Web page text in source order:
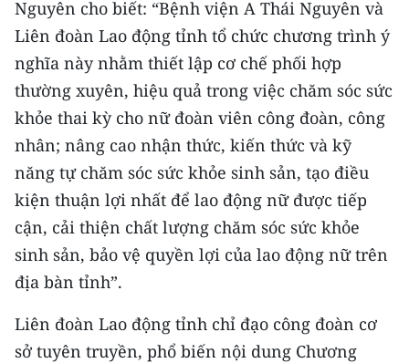
ENGLISH
中文
FRANÇAIS
РУССКИЙ
ESPAÑOL
한국어
Nguyên cho biết: “Bệnh viện A Thái Nguyên và
Liên đoàn Lao động tỉnh tổ chức chương trình ý
nghĩa này nhằm thiết lập cơ chế phối hợp
thường xuyên, hiệu quả trong việc chăm sóc sức
khỏe thai kỳ cho nữ đoàn viên công đoàn, công
nhân; nâng cao nhận thức, kiến thức và kỹ
năng tự chăm sóc sức khỏe sinh sản, tạo điều
kiện thuận lợi nhất để lao động nữ được tiếp
cận, cải thiện chất lượng chăm sóc sức khỏe
sinh sản, bảo vệ quyền lợi của lao động nữ trên
địa bàn tỉnh”.
Liên đoàn Lao động tỉnh chỉ đạo công đoàn cơ
sở tuyên truyền, phổ biến nội dung Chương